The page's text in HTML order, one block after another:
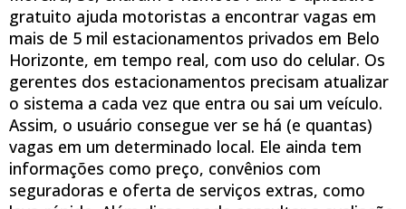
gratuito ajuda motoristas a encontrar vagas em
mais de 5 mil estacionamentos privados em Belo
Horizonte, em tempo real, com uso do celular. Os
gerentes dos estacionamentos precisam atualizar
o sistema a cada vez que entra ou sai um veículo.
Assim, o usuário consegue ver se há (e quantas)
vagas em um determinado local. Ele ainda tem
informações como preço, convênios com
seguradoras e oferta de serviços extras, como